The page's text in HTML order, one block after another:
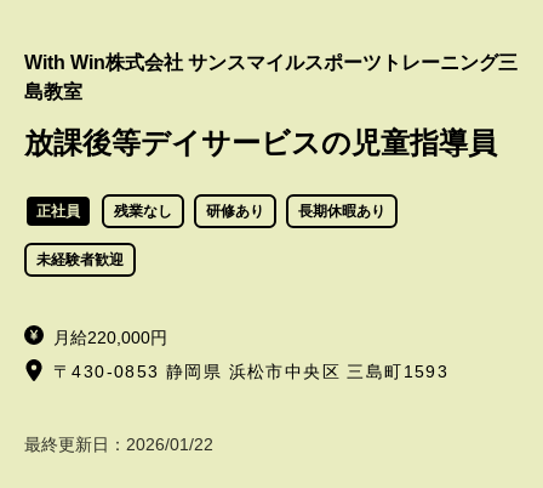
With Win株式会社 サンスマイルスポーツトレーニング三
島教室
放課後等デイサービスの児童指導員
正社員 残業なし 研修あり 長期休暇あり
未経験者歓迎
月給220,000円
〒430-0853 静岡県 浜松市中央区 三島町1593
最終更新日： 2026/01/22